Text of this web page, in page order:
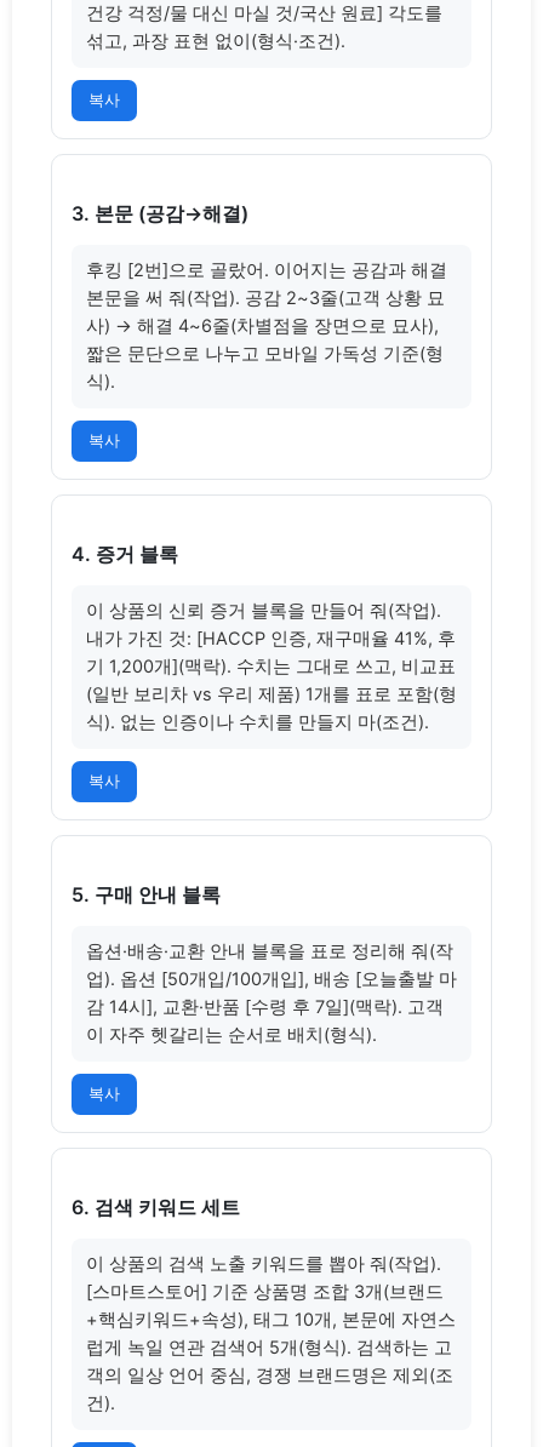
건강 걱정/물 대신 마실 것/국산 원료] 각도를
섞고, 과장 표현 없이(형식·조건).
복사
3. 본문 (공감→해결)
후킹 [2번]으로 골랐어. 이어지는 공감과 해결
본문을 써 줘(작업). 공감 2~3줄(고객 상황 묘
사) → 해결 4~6줄(차별점을 장면으로 묘사),
짧은 문단으로 나누고 모바일 가독성 기준(형
식).
복사
4. 증거 블록
이 상품의 신뢰 증거 블록을 만들어 줘(작업).
내가 가진 것: [HACCP 인증, 재구매율 41%, 후
기 1,200개](맥락). 수치는 그대로 쓰고, 비교표
(일반 보리차 vs 우리 제품) 1개를 표로 포함(형
식). 없는 인증이나 수치를 만들지 마(조건).
복사
5. 구매 안내 블록
옵션·배송·교환 안내 블록을 표로 정리해 줘(작
업). 옵션 [50개입/100개입], 배송 [오늘출발 마
감 14시], 교환·반품 [수령 후 7일](맥락). 고객
이 자주 헷갈리는 순서로 배치(형식).
복사
6. 검색 키워드 세트
이 상품의 검색 노출 키워드를 뽑아 줘(작업).
[스마트스토어] 기준 상품명 조합 3개(브랜드
+핵심키워드+속성), 태그 10개, 본문에 자연스
럽게 녹일 연관 검색어 5개(형식). 검색하는 고
객의 일상 언어 중심, 경쟁 브랜드명은 제외(조
건).